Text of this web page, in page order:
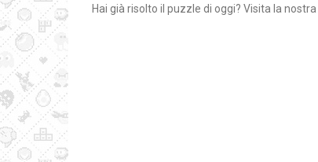
Hai già risolto il puzzle di oggi? Visita la nostra